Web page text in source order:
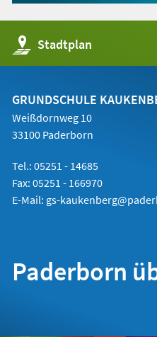
Stadtplan
(Öffnet
in
einem
Tab)
GRUNDSCHULE
Weißdornweg 10
33100 Paderborn
Tel.: 05251 - 14685
Fax: 05251 - 166970
E-Mail: gs-
Paderborn